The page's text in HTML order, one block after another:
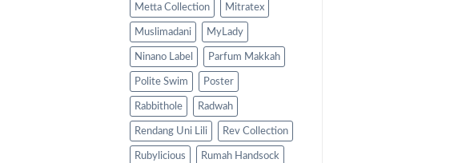
Metta Collection Mitratex
Muslimadani MyLady
Ninano Label Parfum Makkah
Polite Swim Poster
Rabbithole Radwah
Rendang Uni Lili Rev Collection
Rubylicious Rumah Handsock